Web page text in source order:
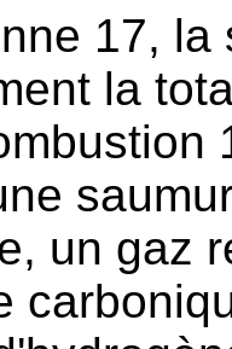
17,
la
un gaz